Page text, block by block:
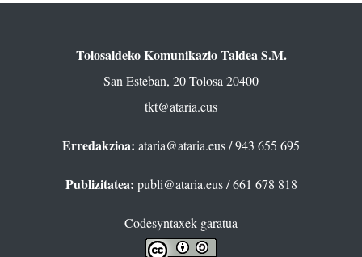
Tolosaldeko Komunikazio Taldea S.M.
San Esteban, 20 Tolosa 20400
tkt@ataria.eus
Erredakzioa: ataria@ataria.eus/ 943 655 695
Publizitatea: publi@ataria.eus/ 661 678 818
Codesyntaxek garatua